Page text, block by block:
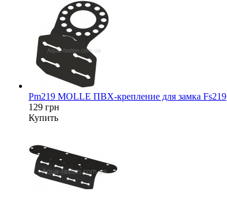
Pm219 MOLLE ПВХ-крепление для замка Fs219
129 грн
Купить